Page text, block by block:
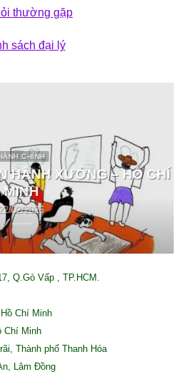
thường gặp
sách đại lý
CHÍNH
HÀNH XƯỞNG – HỒ CHÍ
MINH
22/02/2026
Q.Gò Vấp , TP.HCM.
Chí Minh
Chí Minh
Thành phố Thanh Hóa
Lâm Đồng